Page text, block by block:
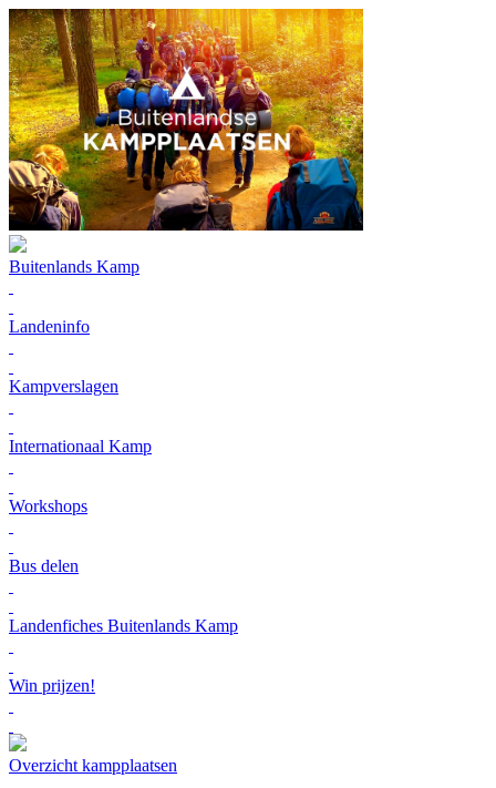
Buitenlands Kamp
Landeninfo
Kampverslagen
Internationaal Kamp
Workshops
Bus delen
Landenfiches Buitenlands Kamp
Win prijzen!
Overzicht kampplaatsen